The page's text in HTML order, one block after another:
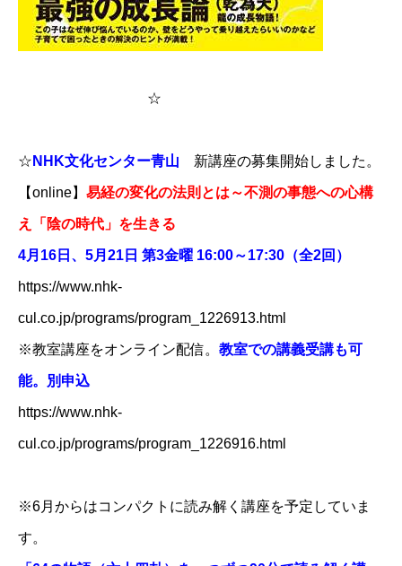
☆
☆ NHK文化センター青山 新講座の募集開始しました。
【online】 易経の変化の法則とは～不測の事態への心構
え「陰の時代」を生きる
4月16日、5月21日 第3金曜 16:00～17:30（全2回）
https://www.nhk-
cul.co.jp/programs/program_1226913.html
※教室講座をオンライン配信。 教室での講義受講も可
能。別申込
https://www.nhk-
cul.co.jp/programs/program_1226916.html
※6月からはコンパクトに読み解く講座を予定していま
す。